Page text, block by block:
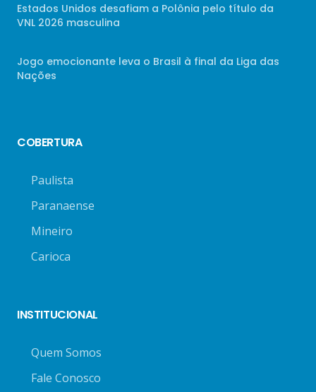
Estados Unidos desafiam a Polônia pelo título da
VNL 2026 masculina
Jogo emocionante leva o Brasil à final da Liga das
Nações
COBERTURA
Paulista
Paranaense
Mineiro
Carioca
INSTITUCIONAL
Quem Somos
Fale Conosco